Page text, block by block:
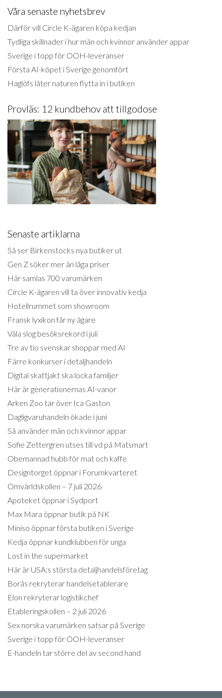
Våra senaste nyhetsbrev
Därför vill Circle K-ägaren köpa kedjan
Tydliga skillnader i hur män och kvinnor använder appar
Sverige i topp för OOH-leveranser
Första AI-köpet i Sverige genomfört
Haglöfs låter naturen flytta in i butiken
Provläs: 12 kundbehov att tillgodose
Senaste artiklarna
Så ser Birkenstocks nya butiker ut
Gen Z söker mer än låga priser
Här samlas 700 varumärken
Circle K-ägaren vill ta över innovativ kedja
Hotellrummet som showroom
Fransk lyxikon får ny ägare
Väla slog besöksrekord i juli
Tre av tio svenskar shoppar med AI
Färre konkurser i detaljhandeln
Digital skattjakt ska locka familjer
Här är generationernas AI-vanor
Arken Zoo tar över Ica Gaston
Dagligvaruhandeln ökade i juni
Så använder män och kvinnor appar
Sofie Zettergren utses till vd på Matsmart
Obemannad hubb för mat och kaffe
Designtorget öppnar i Forumkvarteret
Omvärldskollen – 7 juli 2026
Apoteket öppnar i Sydport
Max Mara öppnar butik på NK
Miniso öppnar första butiken i Sverige
Kedja öppnar kundklubben för unga
Lost in the supermarket
Här är USA:s största detaljhandelsföretag
Borås rekryterar handelsetablerare
Elon rekryterar logistikchef
Etableringskollen – 2 juli 2026
Sex norska varumärken satsar på Sverige
Sverige i topp för OOH-leveranser
E-handeln tar större del av second hand